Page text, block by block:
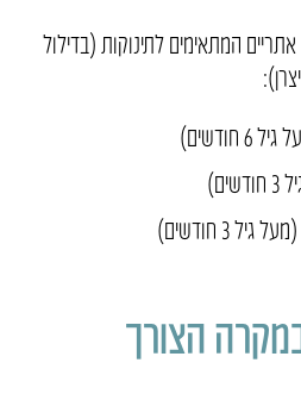
המתאימים לתינוקות (בדילול
3 חודשים)
הצורך